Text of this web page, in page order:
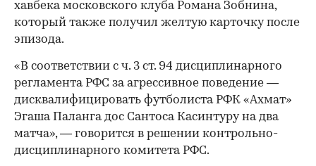
хавбека московского клуба Романа Зобнина,
который также получил желтую карточку после
эпизода.
«В соответствии с ч. 3 ст. 94 дисциплинарного
регламента РФС за агрессивное поведение —
дисквалифицировать футболиста РФК «Ахмат»
Эгаша Паланга дос Сантоса Касинтуру на два
матча», — говорится в решении контрольно-
дисциплинарного комитета РФС.